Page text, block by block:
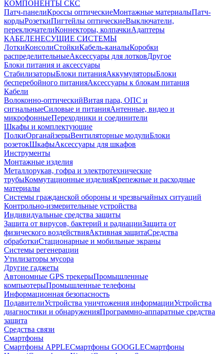
КОМПОНЕНТЫ СКС
Патч-панелиКроссы оптическиеМонтажные материалыПатч-
кордыРозеткиПигтейлы оптическиеВыключатели,
переключателиКоннекторы, колпачкиАдаптеры
КАБЕЛЕНЕСУЩИЕ СИСТЕМЫ
ЛоткиКонсолиСтойкиКабель-каналыКоробки
распределительныеАксессуары для лотковДругое
Блоки питания и аксессуары
СтабилизаторыБлоки питанияАккумуляторыБлоки
бесперебойного питанияАксессуары к блокам питания
Кабели
Волоконно-оптическийВитая пара, ОПС и
сигнальныеСиловые и питанияАнтенные, видео и
микрофонныеПереходники и соединители
Шкафы и комплектующие
ПолкиОрганайзерыВентиляторные модулиБлоки
розетокШкафыАксессуары для шкафов
Инструменты
Монтажные изделия
Металлорукав, гофра и электротехнические
трубыКоммутационные изделияКрепежные и расходные
материалы
Системы гражданской обороны и чрезвычайных ситуаций
Контрольно-измерительные устройства
Индивидуальные средства защиты
Защита от вирусов, бактерий и радиацииЗащита от
физического воздействияАктивная защитаСредства
обработкиСтационарные и мобильные экраны
Системы регенерации
Утилизаторы мусора
Другие гаджеты
Автономные GPS трекерыПромышленные
компьютерыПромышленные телефоны
Информационная безопасность
ПодавителиУстройства уничтожения информацииУстройства
диагностики и обнаруженияПрограммно-аппаратные средства
защита
Средства связи
Смартфоны
Смартфоны APPLEСмартфоны GOOGLEСмартфоны